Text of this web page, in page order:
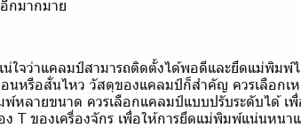
กมากมาย
น่ใจว่าแคลมป์สามารถติดตั้งได้พอดีและยึดแม่พิม
นหรือสั่นไหว วัสดุของแคลมป์ก็สำคัญ ควรเลือกเ
ลายขนาด ควรเลือกแคลมป์แบบปรับระดับได้ เพื่
ของเครื่องจักร เพื่อให้การยึดแม่พิมพ์แน่นหนา